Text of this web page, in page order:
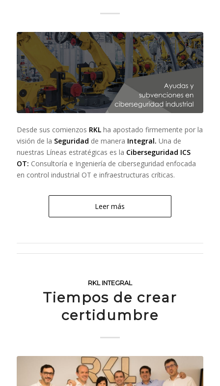
Desde sus comienzos RKLha apostado firmemente por la
visión de la Seguridad de manera Integral. Una de
nuestras Líneas estratégicas es la Ciberseguridad ICS
OT: Consultoría e Ingeniería de ciberseguridad enfocada
en control industrial OT e infraestructuras críticas.
Leer más
RKL INTEGRAL
Tiempos de crear
certidumbre